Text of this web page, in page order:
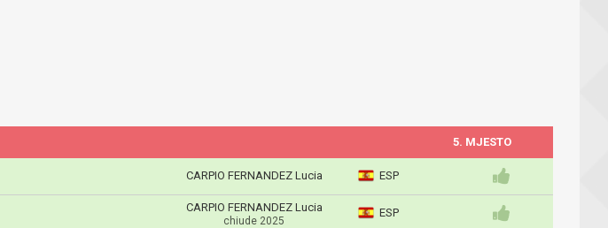
5. MJESTO
CARPIO FERNANDEZ Lucia ESP
CARPIO FERNANDEZ Lucia
chiude 2025
ESP